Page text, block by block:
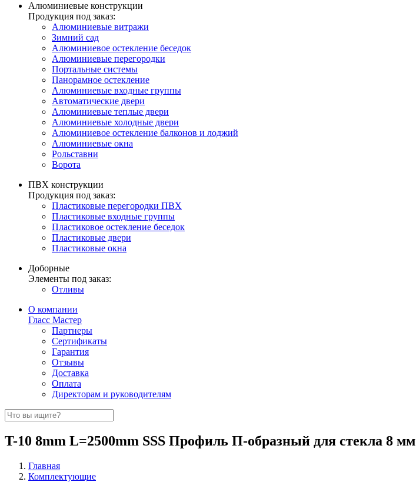
Алюминиевые конструкции
Продукция под заказ:
Алюминиевые витражи
Зимний сад
Алюминиевое остекление беседок
Алюминиевые перегородки
Портальные системы
Панорамное остекление
Алюминиевые входные группы
Автоматические двери
Алюминиевые теплые двери
Алюминиевые холодные двери
Алюминиевое остекление балконов и лоджий
Алюминиевые окна
Рольставни
Ворота
ПВХ конструкции
Продукция под заказ:
Пластиковые перегородки ПВХ
Пластиковые входные группы
Пластиковое остекление беседок
Пластиковые двери
Пластиковые окна
Доборные
Элементы под заказ:
Отливы
О компании
Гласс Мастер
Партнеры
Сертификаты
Гарантия
Отзывы
Доставка
Оплата
Директорам и руководителям
T-10 8mm L=2500mm SSS Профиль П-образный для стекла 8 мм
Главная
Комплектующие